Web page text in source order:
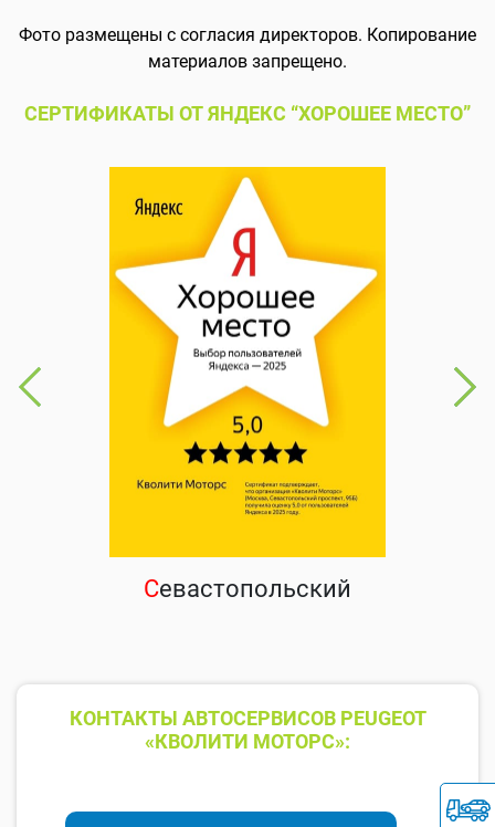
Фото размещены с согласия директоров. Копирование
материалов запрещено.
СЕРТИФИКАТЫ ОТ ЯНДЕКС “ХОРОШЕЕ МЕСТО”
Севастопольский
КОНТАКТЫ АВТОСЕРВИСОВ PEUGEOT
«КВОЛИТИ МОТОРС»: